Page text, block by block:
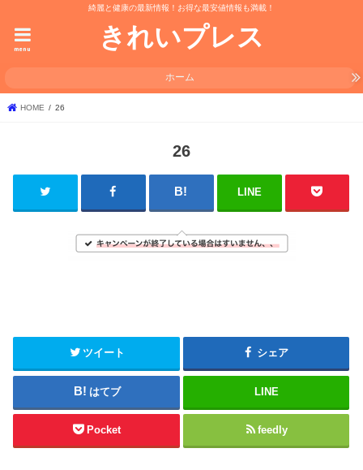
綺麗と健康の最新情報！お得な最安値情報も満載！
きれいプレス
menu
ホーム
HOME 26
26
LINE
ツイート シェア
はてブ LINE
Pocket feedly